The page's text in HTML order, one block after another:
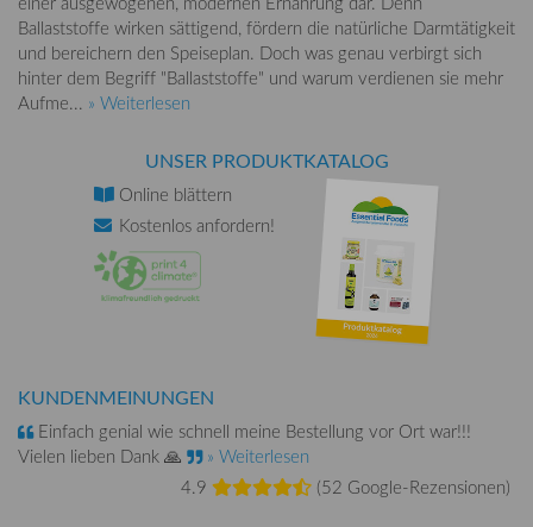
Ballaststoffe wirken sättigend, fördern die natürliche Darmtätigkeit
und bereichern den Speiseplan. Doch was genau verbirgt sich
hinter dem Begriff "Ballaststoffe" und warum verdienen sie mehr
Aufme... » Weiterlesen
UNSER PRODUKTKATALOG
Online blättern
Kostenlos anfordern!
KUNDENMEINUNGEN
Einfach genial wie schnell meine Bestellung vor Ort war!!!
Vielen lieben Dank 🙏
» Weiterlesen
4.9
(52 Google-Rezensionen)